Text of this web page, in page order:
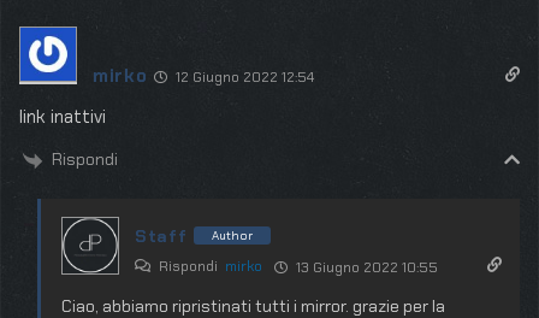
mirko 12 Giugno 2022 12:54
link inattivi
Rispondi
Staff Author
Rispondi mirko 13 Giugno 2022 10:55
Ciao, abbiamo ripristinati tutti i mirror. grazie per la